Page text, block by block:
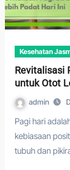
Kesehatan
Revitalisasi
untuk Otot
admin
Pagi hari adalah momen terbaik untuk memulai
kebiasaan
tubuh dan